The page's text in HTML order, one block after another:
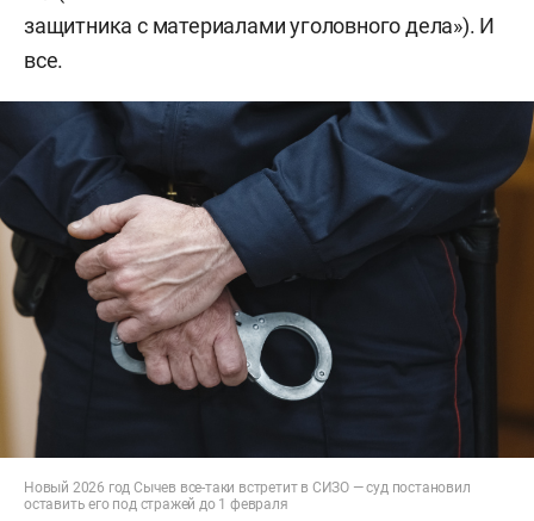
защитника с материалами уголовного дела»). И
все.
Новый 2026 год Сычев все-таки встретит в СИЗО — суд постановил
оставить его под стражей до 1 февраля